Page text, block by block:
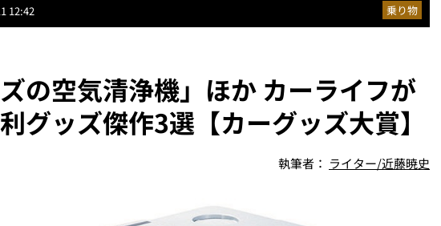
12:42 乗り物
の空気清浄機」ほか カーライフが
グッズ傑作3選【カーグッズ大賞】
執筆者： ライター/近藤暁史